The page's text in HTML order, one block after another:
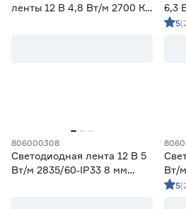
12
Мощность (Вт/м)
8
Ещё 11
ленты 12 В 4,8 Вт/м 2700 К
6,3
5
806000308
Светодиодная лента 12 В 5
Вт/м 2835/60‑IP33 8 мм
Вт/
5